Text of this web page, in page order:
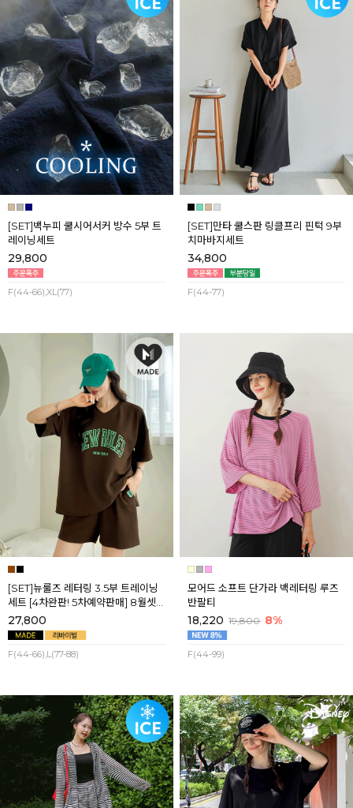
[SET]백누피 쿨시어서커 방수 5부 트
레이닝세트
29,800
F(44-66),XL(77)
[SET]만타 쿨스판 링클프리 핀턱 9부
치마바지세트
34,800
F(44-77)
[SET]뉴룰즈 레터링 3.5부 트레이닝
세트 [4차완판! 5차예약판매] 8월셋
째주 순차배송
27,800
F(44-66),L(77-88)
모어드 소프트 단가라 백레터링 루즈
반팔티
18,220 19,800 8%
F(44-99)